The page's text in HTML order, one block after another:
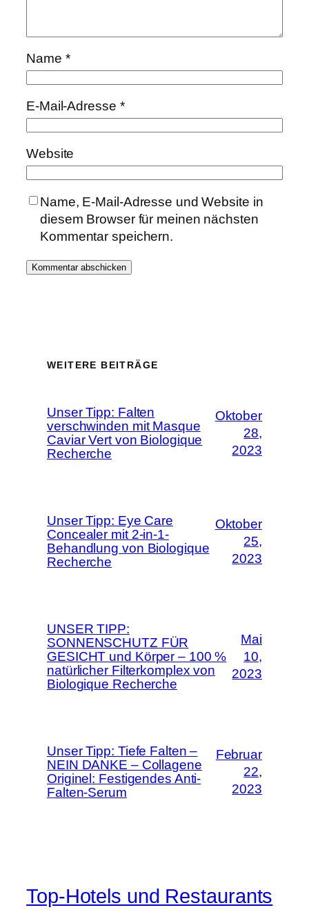
Name *
E-Mail-Adresse *
Website
Name, E-Mail-Adresse und Website in
diesem Browser für meinen nächsten
Kommentar speichern.
WEITERE BEITRÄGE
Unser Tipp: Falten
verschwinden mit Masque
Caviar Vert von Biologique
Recherche
Oktober
28,
2023
Unser Tipp: Eye Care
Concealer mit 2-in-1-
Behandlung von Biologique
Recherche
Oktober
25,
2023
UNSER TIPP:
SONNENSCHUTZ FÜR
GESICHT und Körper – 100 %
natürlicher Filterkomplex von
Biologique Recherche
Mai
10,
2023
Unser Tipp: Tiefe Falten –
NEIN DANKE – Collagene
Originel: Festigendes Anti-
Falten-Serum
Februar
22,
2023
Top-Hotels und Restaurants